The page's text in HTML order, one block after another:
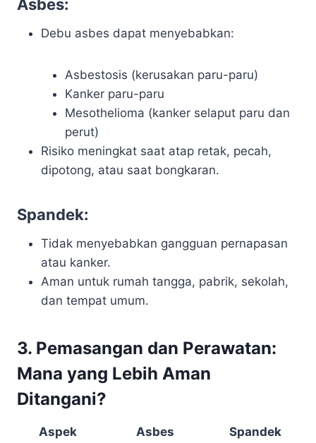
Asbes:
Debu asbes dapat menyebabkan:
Asbestosis (kerusakan paru-paru)
Kanker paru-paru
Mesothelioma (kanker selaput paru dan
perut)
Risiko meningkat saat atap retak, pecah,
dipotong, atau saat bongkaran.
Spandek:
Tidak menyebabkan gangguan pernapasan
atau kanker.
Aman untuk rumah tangga, pabrik, sekolah,
dan tempat umum.
3. Pemasangan dan Perawatan:
Mana yang Lebih Aman
Ditangani?
Aspek Asbes Spandek